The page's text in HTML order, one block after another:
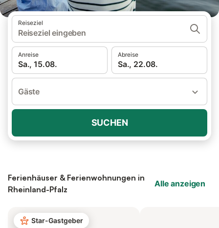
Reiseziel
Reiseziel eingeben
Anreise
Sa., 15.08.
Abreise
Sa., 22.08.
Gäste
SUCHEN
Ferienhäuser & Ferienwohnungen in
Rheinland-Pfalz
Alle anzeigen
Star-Gastgeber